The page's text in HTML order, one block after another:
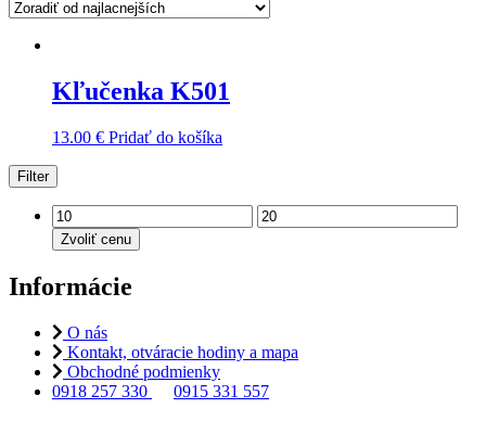
Kľučenka K501
13.00 € Pridať do košíka
Filter
Zvoliť cenu
Informácie
O nás
Kontakt, otváracie hodiny a mapa
Obchodné podmienky
0918 257 330
0915 331 557